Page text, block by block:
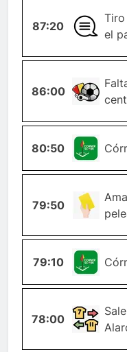
87:20GENERAL
el
86:00 FALTA
80:50ESQUINA
79:50
TARJETA-
AMARILLA
79:10ESQUINA
78:00
CAMBIO-
JUGADOR